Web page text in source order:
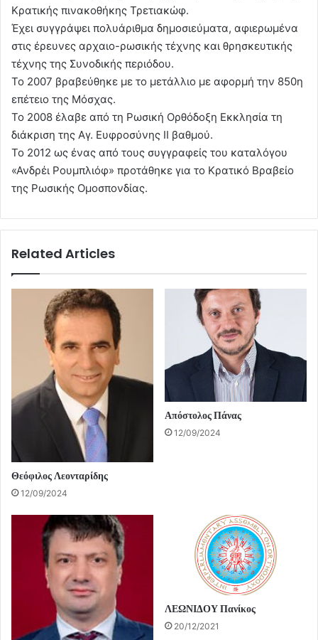
Κρατικής πινακοθήκης Τρετιακώφ.
Έχει συγγράψει πολυάριθμα δημοσιεύματα, αφιερωμένα
στις έρευνες αρχαιο-ρωσικής τέχνης και θρησκευτικής
τέχνης της Συνοδικής περιόδου.
Το 2007 βραβεύθηκε με το μετάλλιο με αφορμή την 850η
επέτειο της Μόσχας.
Το 2008 έλαβε από τη Ρωσική Ορθόδοξη Εκκλησία τη
διάκριση της Αγ. Ευφροσύνης II βαθμού.
Το 2012 ως ένας από τους συγγραφείς του καταλόγου
«Ανδρέι Ρουμπλιόφ» προτάθηκε για τо Κρατικό Βραβείο
της Ρωσικής Ομοσπονδίας.
Related Articles
Θεόφιλος Λεονταρίδης
12/09/2024
Απόστολος Πάνας
12/09/2024
ΛΕΩΝΙΔΟΥ Πανίκος
20/12/2021